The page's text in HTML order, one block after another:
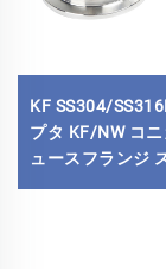
KF SS304/
プタ KF/NW コ
ュースフランジ